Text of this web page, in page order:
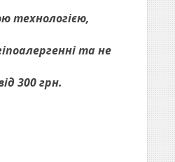
технологією,
та не
300 грн.